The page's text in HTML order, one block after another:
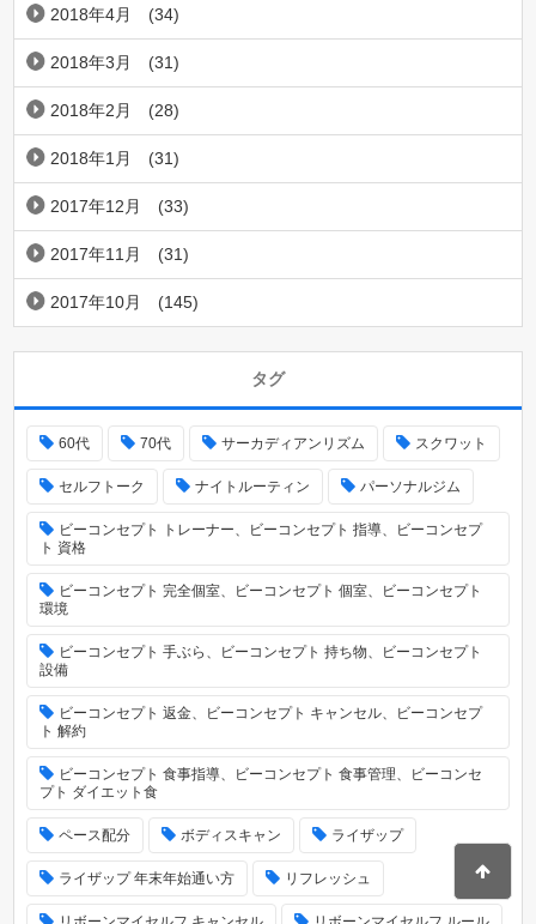
2018年4月 (34)
2018年3月 (31)
2018年2月 (28)
2018年1月 (31)
2017年12月 (33)
2017年11月 (31)
2017年10月 (145)
タグ
60代 70代 サーカディアンリズム スクワット
セルフトーク ナイトルーティン パーソナルジム
ビーコンセプト トレーナー、ビーコンセプト 指導、ビーコンセプ
ト 資格
ビーコンセプト 完全個室、ビーコンセプト 個室、ビーコンセプト
環境
ビーコンセプト 手ぶら、ビーコンセプト 持ち物、ビーコンセプト
設備
ビーコンセプト 返金、ビーコンセプト キャンセル、ビーコンセプ
ト 解約
ビーコンセプト 食事指導、ビーコンセプト 食事管理、ビーコンセ
プト ダイエット食
ペース配分 ボディスキャン ライザップ
ライザップ 年末年始通い方 リフレッシュ